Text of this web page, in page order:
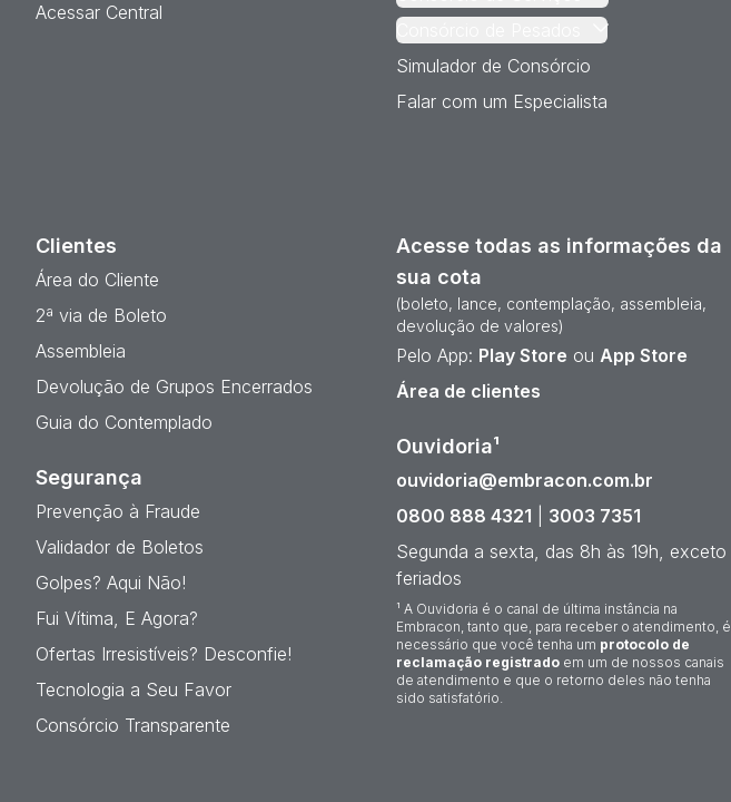
Acessar Central
Simulador de Consórcio
Falar com um Especialista
Clientes
Área do Cliente
2ª via de Boleto
Assembleia
Devolução de Grupos Encerrados
Guia do Contemplado
Segurança
Prevenção à Fraude
Validador de Boletos
Golpes? Aqui Não!
Fui Vítima, E Agora?
Ofertas Irresistíveis? Desconfie!
Tecnologia a Seu Favor
Consórcio Transparente
Acesse todas as informações da
sua cota
(boleto, lance, contemplação, assembleia,
devolução de valores)
Pelo App: Play Store ou App Store
Área de clientes
Ouvidoria¹
ouvidoria@embracon.com.br
0800 888 4321
3003 7351
Segunda a sexta, das 8h às 19h, exceto
feriados
¹ A Ouvidoria é o canal de última instância na
Embracon, tanto que, para receber o atendimento, é
necessário que você tenha um protocolo de
reclamação registrado em um de nossos canais
de atendimento e que o retorno deles não tenha
sido satisfatório.